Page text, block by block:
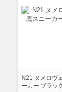
N21 ヌメロヴ
ーカー ブラッ